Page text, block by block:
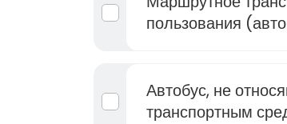
пользования
Автобус, не
транспортным